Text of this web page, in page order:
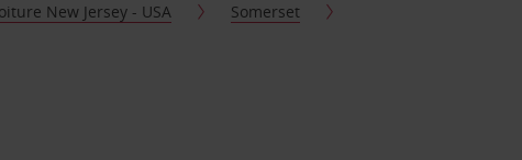
New Jersey - USA
Somerset